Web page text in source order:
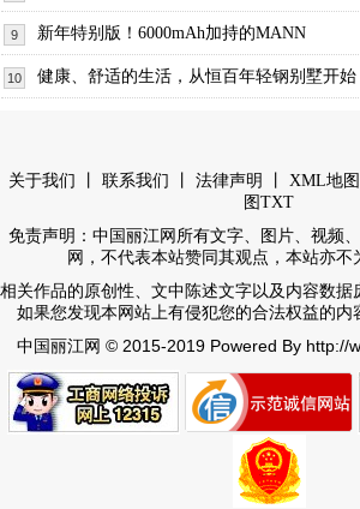
9 新年特别版！6000mAh加持的MANN
10 健康、舒适的生活，从恒百年轻钢别墅开始
关于我们 联系我们 法律声明 XML地图
图 TXT
免责声明：中国丽江网所有文字、图片、视频
网，不代表本站赞同其观点，本站亦不
相关作品的原创性、文中陈述文字以及内容数据
如果您发现本网站上有侵犯您的合法权益的内
中国丽江网 © 2015-2019 Powered By http://